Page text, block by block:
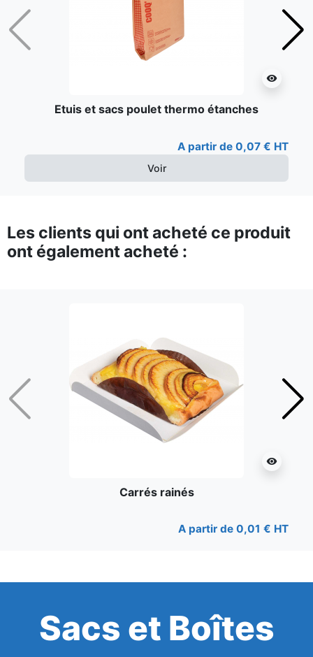
Précédent
visibility
Etuis et sacs poulet thermo étanches
A partir de 0,07 € HT
Voir
Les clients qui ont acheté ce produit
ont également acheté :
Précédent
visibility
Carrés rainés
A partir de 0,01 € HT
Sacs et Boîtes